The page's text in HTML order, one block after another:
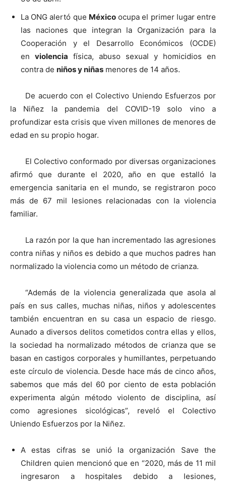
La ONG alertó que Méxicoocupa el primer lugar entre
las naciones que integran la Organización para la
Cooperación y el Desarrollo Económicos (OCDE)
en violencia física, abuso sexual y homicidios en
contra de niños y niñas menores de 14 años.
De acuerdo con el Colectivo Uniendo Esfuerzos por
la Niñez la pandemia del COVID-19 solo vino a
profundizar esta crisis que viven millones de menores de
edad en su propio hogar.
El Colectivo conformado por diversas organizaciones
afirmó que durante el 2020, año en que estalló la
emergencia sanitaria en el mundo, se registraron poco
más de 67 mil lesiones relacionadas con la violencia
familiar.
La razón por la que han incrementado las agresiones
contra niñas y niños es debido a que muchos padres han
normalizado la violencia como un método de crianza.
“Además de la violencia generalizada que asola al
país en sus calles, muchas niñas, niños y adolescentes
también encuentran en su casa un espacio de riesgo.
Aunado a diversos delitos cometidos contra ellas y ellos,
la sociedad ha normalizado métodos de crianza que se
basan en castigos corporales y humillantes, perpetuando
este círculo de violencia. Desde hace más de cinco años,
sabemos que más del 60 por ciento de esta población
experimenta algún método violento de disciplina, así
como agresiones sicológicas”, reveló el Colectivo
Uniendo Esfuerzos por la Niñez.
A estas cifras se unió la organización Save the
Children quien mencionó que en “2020, más de 11 mil
ingresaron a hospitales debido a lesiones,